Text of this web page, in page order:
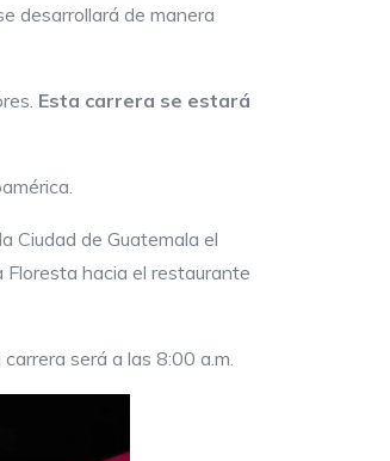
desarrollará de manera
Esta carrera se estará
Ciudad de Guatemala el
hacia el restaurante
será a las 8:00 a.m.